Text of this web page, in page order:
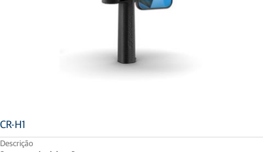
CR-H1
Descrição